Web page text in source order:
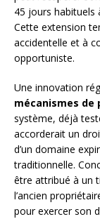
45 jours habituels
Cette extension
accidentelle et à
opportuniste.
Une innovation
mécanismes de
système, déjà
accorderait un
d’un domaine
traditionnelle.
être attribué à un
l’ancien
pour exercer son